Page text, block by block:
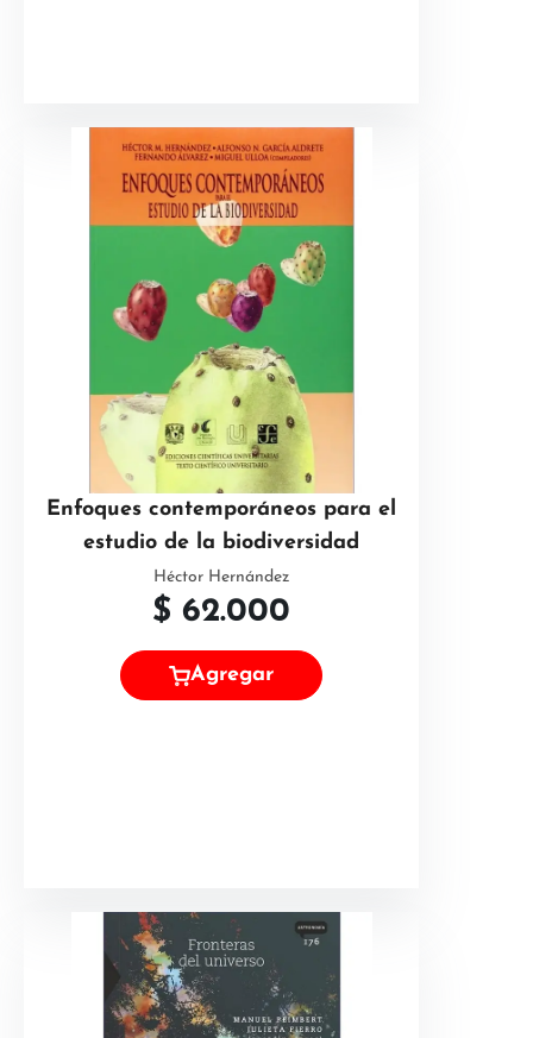
Enfoques contemporáneos para el
estudio de la biodiversidad
Héctor Hernández
$ 62.000
Agregar